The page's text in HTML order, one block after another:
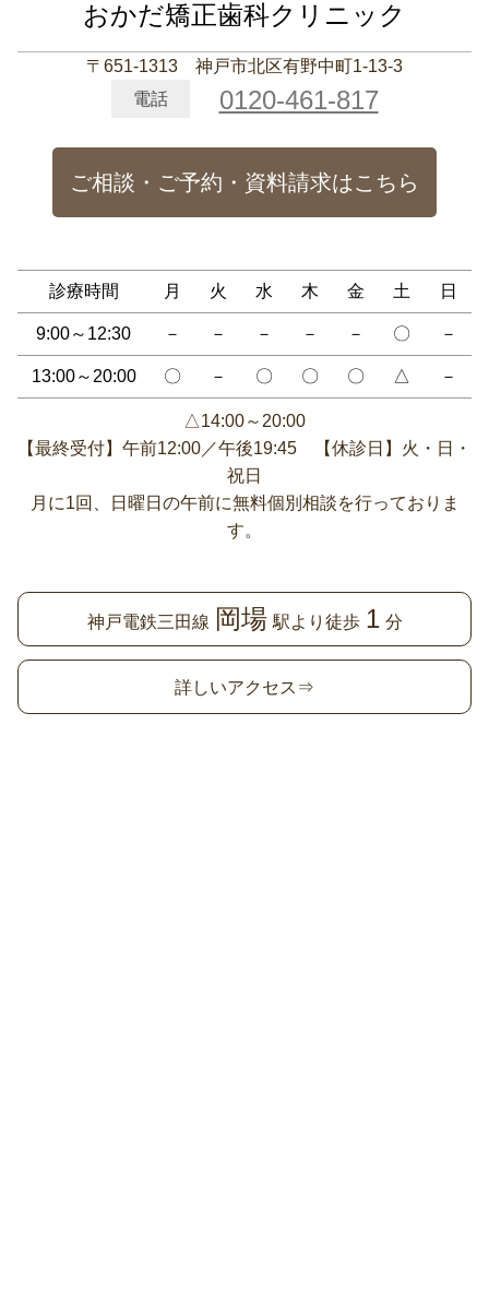
おかだ矯正歯科クリニック
〒651-1313 神戸市北区有野中町1-13-3
電話
0120-461-817
ご相談・ご予約・資料請求はこちら
診療時間 月 火 水 木 金 土 日
9:00～12:30 － － － － － 〇 －
13:00～20:00 〇 － 〇 〇 〇 △ －
△14:00～20:00
【最終受付】午前12:00／午後19:45 【休診日】火・日・
祝日
月に1回、日曜日の午前に無料個別相談を行っておりま
す。
神戸電鉄三田線 岡場 駅より徒歩 1 分
詳しいアクセス⇒